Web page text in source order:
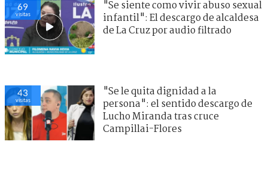
69
visitas
"Se siente como vivir abuso sexual
infantil": El descargo de alcaldesa
de La Cruz por audio filtrado
43
visitas
"Se le quita dignidad a la
persona": el sentido descargo de
Lucho Miranda tras cruce
Campillai-Flores